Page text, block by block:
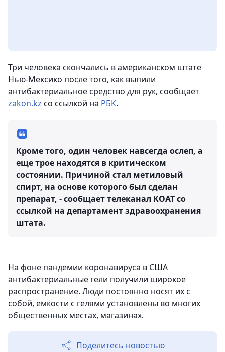
Три человека скончались в американском штате
Нью-Мексико после того, как выпили
антибактериальное средство для рук, сообщает
zakon.kz со ссылкой на РБК.
Кроме того, один человек навсегда ослеп, а
еще трое находятся в критическом
состоянии. Причиной стал метиловый
спирт, на основе которого был сделан
препарат, - сообщает телеканал KOAT со
ссылкой на департамент здравоохранения
штата.
На фоне пандемии коронавируса в США
антибактериальные гели получили широкое
распространение. Люди постоянно носят их с
собой, емкости с гелями установлены во многих
общественных местах, магазинах.
Поделитесь новостью